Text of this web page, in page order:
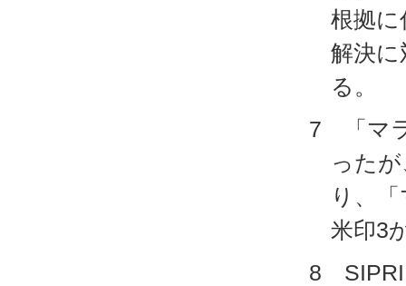
根拠に
解決に
る。
7 「マ
った
り、
米印3
8 SIPRI